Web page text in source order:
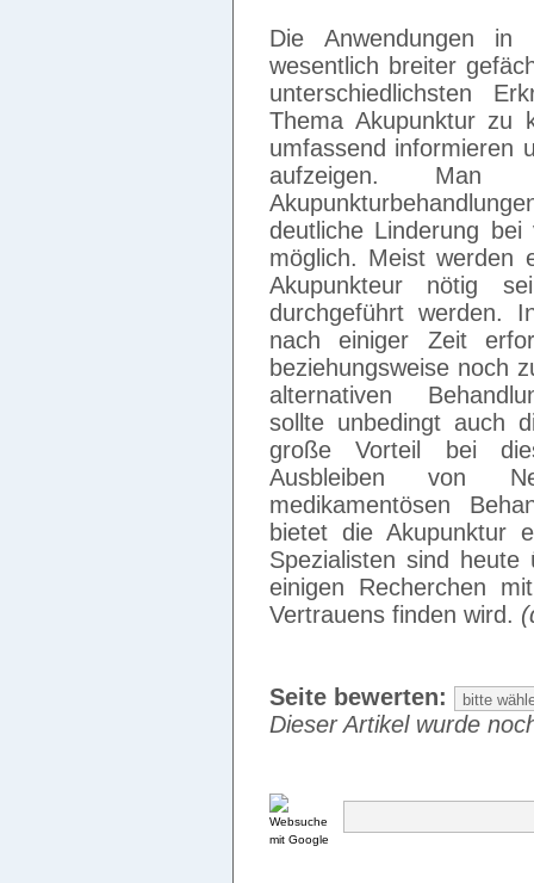
Die Anwendungen
wesentlich breiter
unterschiedlichsten
Thema Akupunktur zu
umfassend informieren
aufzeigen.
deutliche Linderung
möglich. Meist werden
Akupunkteur nötig
durchgeführt werden.
nach einiger Zeit
beziehungsweise noch
alternativen
sollte unbedingt auch
große Vorteil bei
Ausbleiben von
medikamentösen
bietet die Akupunktur
Spezialisten sind
einigen Recherchen
Vertrauens finden wird.
Seite bewerten:
Dieser Artikel wurde